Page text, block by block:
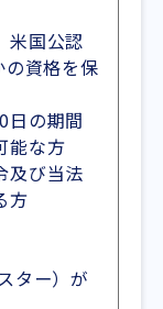
米国公認
資格を保
日の期間
能な方
及び当法
方
ター）が